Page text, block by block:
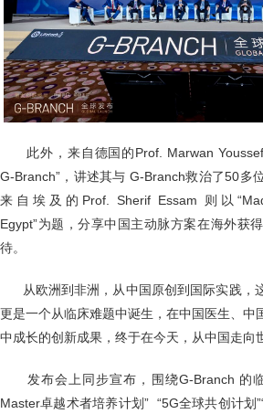
此外，来自德国的Prof. Marwan
G-Branch”，讲述其与 G-Branch救治了50多
来自埃及的Prof. Sherif Essam 则以
Egypt”为题，分享中国主动脉方案在海外获
待。
从欧洲到非洲，从中国原创到国际实践，
更是一个从临床难题中诞生，在中国医生、中
中成长的创新成果，终于在今天，从中国走向
发布会上同步宣布，围绕G-Branch 的
Master卓越术者培养计划” “5G全球共创计划